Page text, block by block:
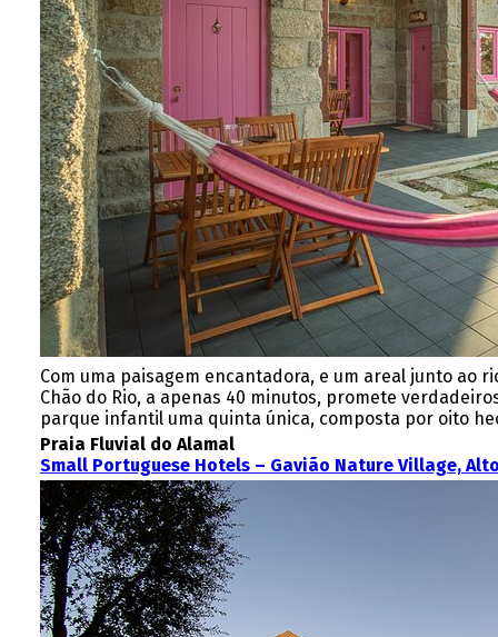
Com uma paisagem encantadora, e um areal junto ao
Chão do Rio, a apenas 40 minutos, promete
parque infantil uma quinta única, composta por oito
Praia Fluvial do Alamal
Small Portuguese Hotels – Gavião Nature Village,